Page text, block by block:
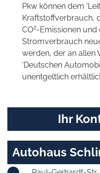
Pkw können dem
Kraftstoffverbrauch,
CO2-Emissionen und
Stromverbrauch
werden, der an allen
'Deutschen
unentgeltlich
Ihr
Autohaus